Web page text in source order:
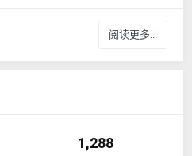
阅读更多...
1,288